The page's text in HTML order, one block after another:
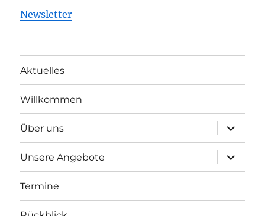
Newsletter
Aktuelles
Willkommen
Über uns
öffnen
Unsere Angebote
öffnen
Termine